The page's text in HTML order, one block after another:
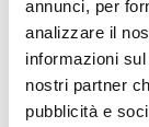
annunci, per
analizzare il
informazioni
nostri partner
pubblicità e
contrôle